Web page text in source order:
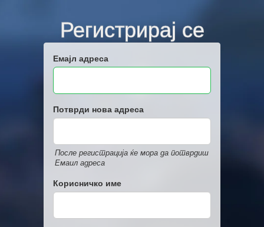
Регистрирај се
Емајл адреса
Потврди нова адреса
После регистрација ќе мора да потврдиш
Емаил адреса
Корисничко име